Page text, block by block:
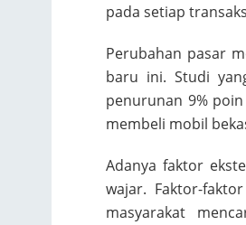
pada setiap
Perubahan pasar
baru ini. Studi
penurunan 9%
membeli mobil
Adanya faktor
wajar. Faktor-
masyarakat